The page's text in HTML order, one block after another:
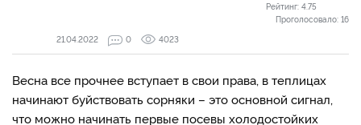
Рейтинг: 4.75
Проголосовало: 16
21.04.2022
0 4023
Весна все прочнее вступает в свои права, в теплицах
начинают буйствовать сорняки – это основной сигнал,
что можно начинать первые посевы холодостойких